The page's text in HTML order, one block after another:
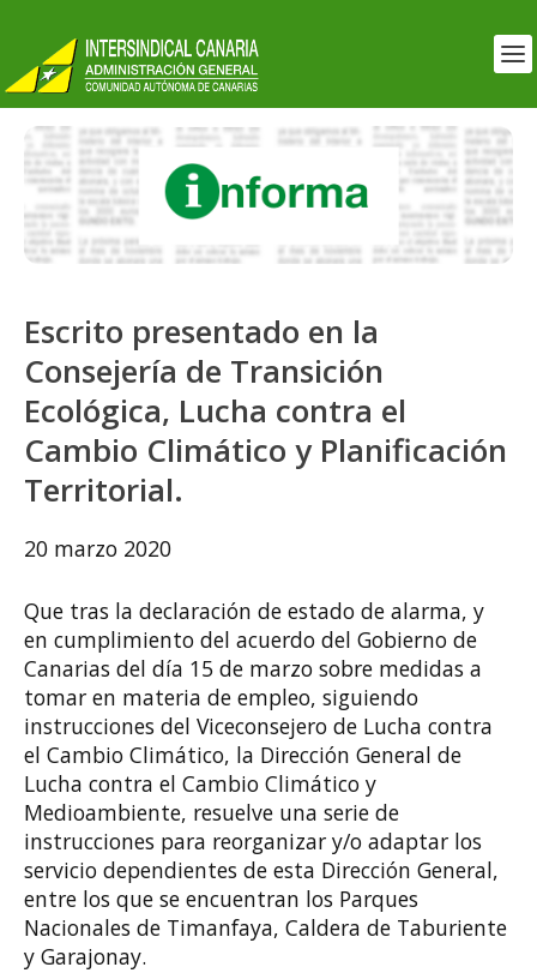
Escrito presentado en la
Consejería de Transición
Ecológica, Lucha contra el
Cambio Climático y Planificación
Territorial.
20 marzo 2020
Que tras la declaración de estado de alarma, y
en cumplimiento del acuerdo del Gobierno de
Canarias del día 15 de marzo sobre medidas a
tomar en materia de empleo, siguiendo
instrucciones del Viceconsejero de Lucha contra
el Cambio Climático, la Dirección General de
Lucha contra el Cambio Climático y
Medioambiente, resuelve una serie de
instrucciones para reorganizar y/o adaptar los
servicio dependientes de esta Dirección General,
entre los que se encuentran los Parques
Nacionales de Timanfaya, Caldera de Taburiente
y Garajonay.